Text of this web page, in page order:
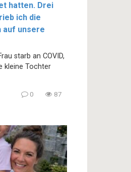
hatten. Drei
ich die
auf unsere
starb an COVID,
kleine Tochter
0 87